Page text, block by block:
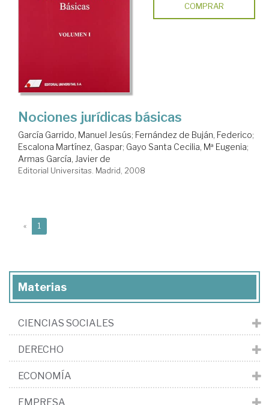
COMPRAR
Nociones jurídicas básicas
García Garrido, Manuel Jesús; Fernández de Buján, Federico;
Escalona Martínez, Gaspar; Gayo Santa Cecilia, Mª Eugenia;
Armas García, Javier de
Editorial Universitas. Madrid, 2008
« 1
Materias
CIENCIAS SOCIALES
DERECHO
ECONOMÍA
EMPRESA